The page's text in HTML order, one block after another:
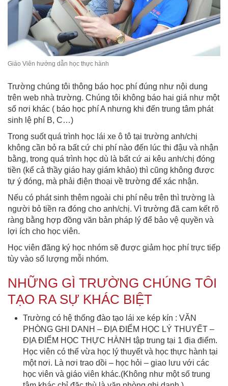
Giáo Viên hướng dẫn học thực hành
Trường chúng tôi thông báo học phí đúng như nội dung
trên web nhà trường. Chúng tôi không báo hai giá như một
số nơi khác ( báo học phí A nhưng khi đến trung tâm phát
sinh lệ phí B, C…)
Trong suốt quá trình học lái xe ô tô tại trường anh/chị
không cần bỏ ra bất cứ chi phí nào đến lúc thi đậu và nhận
bằng, trong quá trình học dù là bất cứ ai kêu anh/chị đóng
tiền (kể cả thầy giáo hay giám khảo) thì cũng không được
tự ý đóng, mà phải điện thoại về trường để xác nhận.
Nếu có phát sinh thêm ngoài chi phí nêu trên thì trường là
người bỏ tiền ra đóng cho anh/chị. Vì trường đã cam kết rõ
ràng bằng hợp đồng văn bản pháp lý để bảo vệ quyền và
lợi ích cho học viên.
Học viên đăng ký học nhóm sẽ được giảm học phí trực tiếp
tùy vào số lượng mỗi nhóm.
NHỮNG GÌ TRƯỜNG CHÚNG TÔI
TẠO RA SỰ KHÁC BIỆT
Trường có hệ thống đào tạo lái xe kép kín : VĂN
PHÒNG GHI DANH – ĐỊA ĐIỂM HỌC LÝ THUYẾT –
ĐỊA ĐIỂM HỌC THỰC HÀNH tập trung tại 1 địa điểm.
Học viên có thể vừa học lý thuyết và học thực hành tại
một nơi. Là nơi trao dồi – học hỏi – giao lưu với các
học viên và giáo viên khác.(Không như một số trung